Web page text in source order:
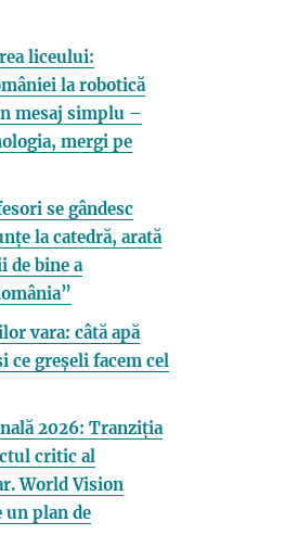
liceului:
la robotică
mesaj simplu –
mergi pe
se gândesc
la catedră, arată
de bine a
vara: câtă apă
ce greșeli facem cel
2026: Tranziția
critic al
World Vision
un plan de